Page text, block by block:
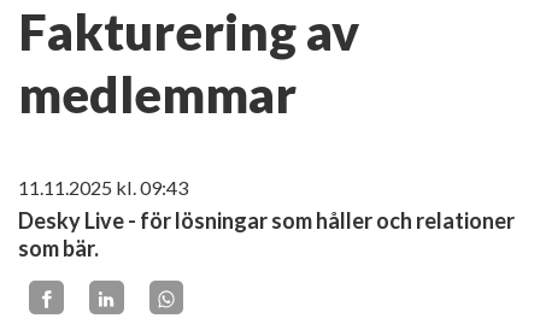
Fakturering av
medlemmar
11.11.2025 kl. 09:43
Desky Live - för lösningar som håller och relationer
som bär.